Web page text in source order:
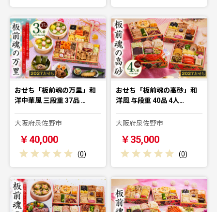
おせち「板前魂の万里」和
洋中華風 三段重 37品 …
大阪府泉佐野市
￥40,000
(0)
おせち「板前魂の高砂」和
洋風 与段重 40品 4人…
大阪府泉佐野市
￥35,000
(0)